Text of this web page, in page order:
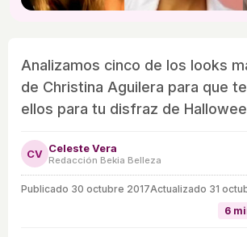
Analizamos cinco de los looks
de Christina Aguilera para que
ellos para tu disfraz de
CV Celeste Vera
Redacción Bekia Belleza
Publicado 30 octubre 2017Actualizado 31
6